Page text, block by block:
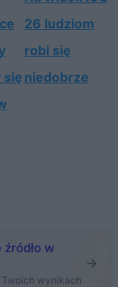
się
26 ludziom
robi się
niedobrze
w
wynikach